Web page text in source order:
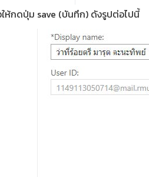
ห้กดปุ่ม save (บันทึก) ดังรูปต่อไปนี้